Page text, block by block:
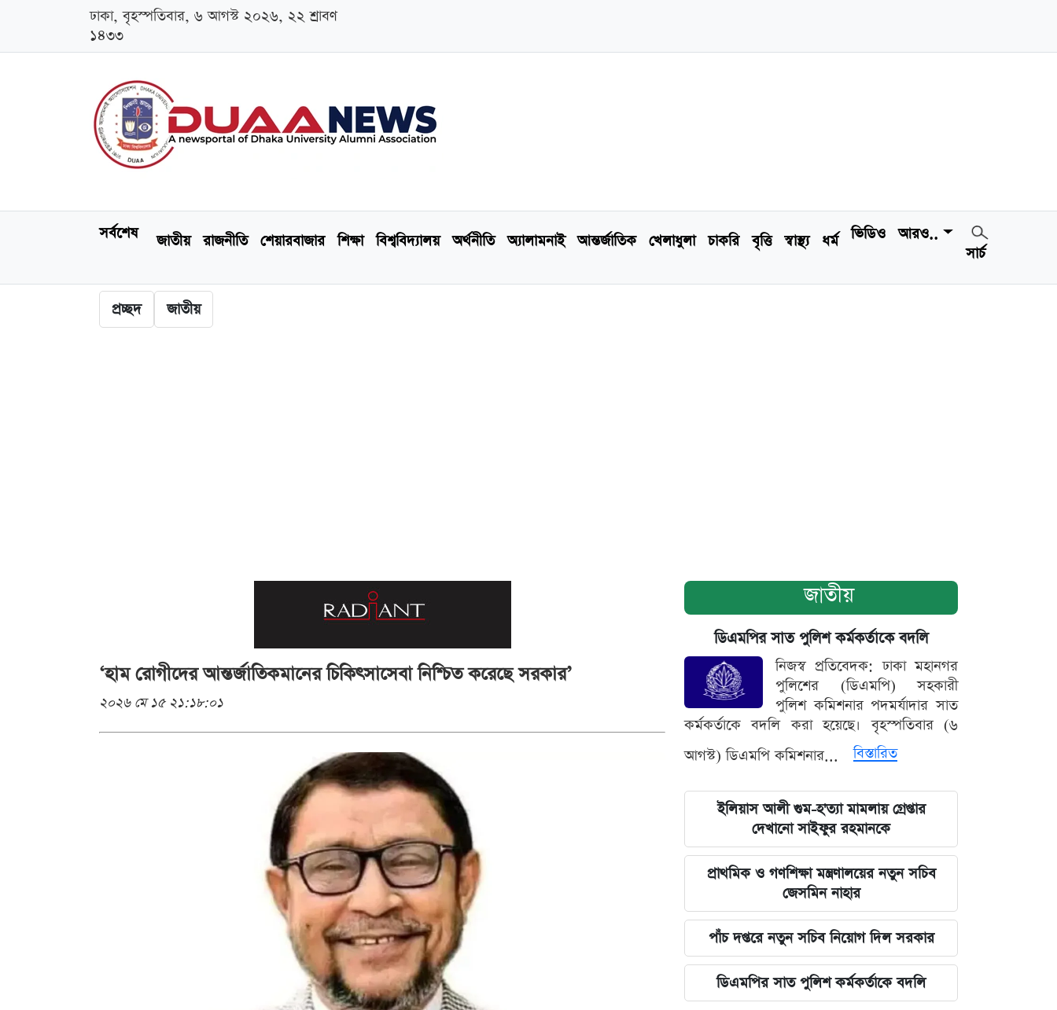
ঢাকা, বৃহস্পতিবার, ৬ আগস্ট ২০২৬, ২২ শ্রাবণ
১৪৩৩
সর্বশেষ জাতীয় রাজনীতি শেয়ারবাজার শিক্ষা বিশ্ববিদ্যালয় অর্থনীতি অ্যালামনাই আন্তর্জাতিক খেলাধুলা চাকরি বৃত্তি স্বাস্থ্য ধর্ম ভিডিও
আরও..
সার্চ
প্রচ্ছদ জাতীয়
‘হাম রোগীদের আন্তর্জাতিকমানের চিকিৎসাসেবা নিশ্চিত করেছে সরকার’
২০২৬ মে ১৫ ২১:১৮:০১
জাতীয়
ডিএমপির সাত পুলিশ কর্মকর্তাকে বদলি
নিজস্ব প্রতিবেদক: ঢাকা মহানগর
পুলিশের (ডিএমপি) সহকারী
পুলিশ কমিশনার পদমর্যাদার সাত
কর্মকর্তাকে বদলি করা হয়েছে। বৃহস্পতিবার (৬
আগস্ট) ডিএমপি কমিশনার...
বিস্তারিত
ইলিয়াস আলী গুম-হ'ত্যা মামলায় গ্রেপ্তার
দেখানো সাইফুর রহমানকে
প্রাথমিক ও গণশিক্ষা মন্ত্রণালয়ের নতুন সচিব
জেসমিন নাহার
পাঁচ দপ্তরে নতুন সচিব নিয়োগ দিল সরকার
ডিএমপির সাত পুলিশ কর্মকর্তাকে বদলি